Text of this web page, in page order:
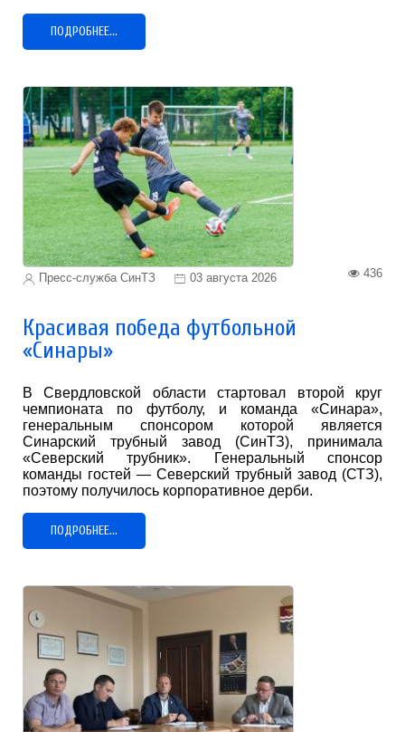
ПОДРОБНЕЕ...
Пресс-служба СинТЗ 03 августа 2026 436
Красивая победа футбольной
«Синары»
В Свердловской области стартовал второй круг
чемпионата по футболу, и команда «Синара»,
генеральным спонсором которой является
Синарский трубный завод (СинТЗ), принимала
«Северский трубник». Генеральный спонсор
команды гостей — Северский трубный завод (СТЗ),
поэтому получилось корпоративное дерби.
ПОДРОБНЕЕ...